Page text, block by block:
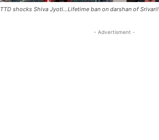
TTD shocks Shiva Jyoti...Lifetime ban on darshan of Srivari!
- Advertisment -